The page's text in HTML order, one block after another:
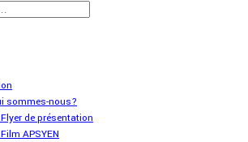
sommes-nous?
de présentation
APSYEN